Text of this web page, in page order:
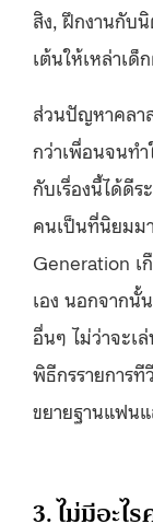
สิง, ฝึกงานกับ
เต้นให้เหล่าเด็
ส่วนปัญหาคลา
กว่าเพื่อนจนท
กับเรื่องนี้ได้ดีร
คนเป็นที่นิยมม
Generation เ
เอง นอกจากนั้
อื่นๆ ไม่ว่าจะเ
พิธีกรรายการที
ขยายฐานแฟนแ
3. ไม่มีอะไ